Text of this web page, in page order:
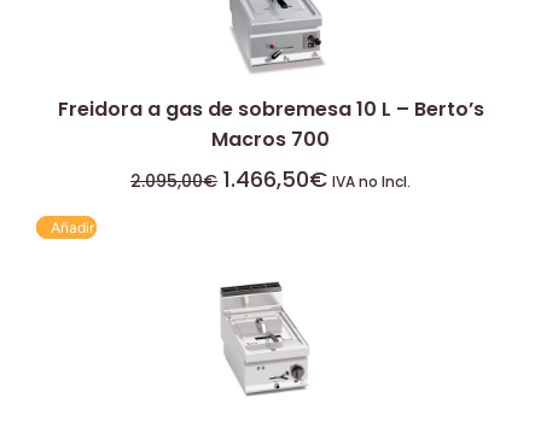
Freidora a gas de sobremesa 10 L – Berto’s
Macros 700
2.095,00€ 1.466,50€ IVA no Incl.
Añadir